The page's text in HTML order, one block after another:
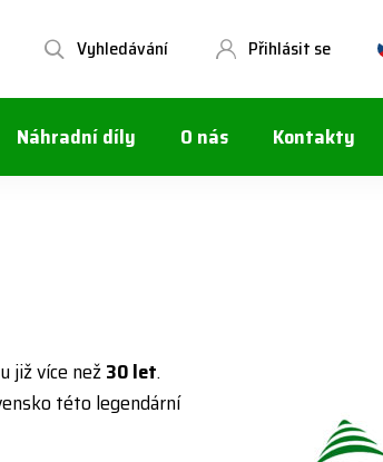
Přihlásit se
Vyhledávání
Náhradní díly O nás Kontakty
již více než30 let.
této legendární